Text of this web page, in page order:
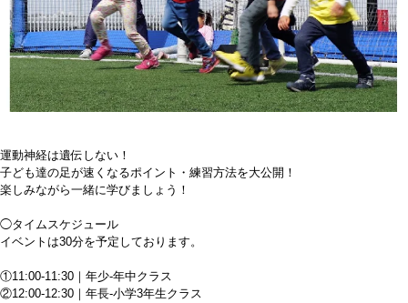
運動神経は遺伝しない！
子ども達の足が速くなるポイント・練習方法を大公開！
楽しみながら一緒に学びましょう！
◯タイムスケジュール
イベントは30分を予定しております。
①11:00-11:30｜年少-年中クラス
②12:00-12:30｜年長-小学3年生クラス